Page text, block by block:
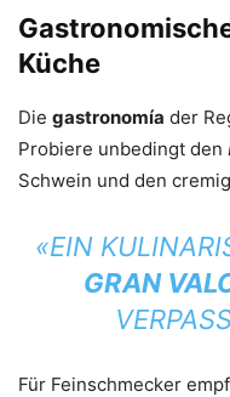
Küche
Die gastronomía der
Probiere unbedingt den
Schwein und den
«EIN
GRAN
Für Feinschmecker